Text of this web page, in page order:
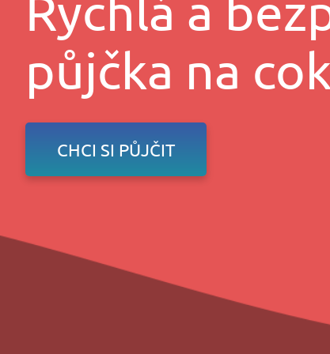
půjčka na
CHCI SI PŮJČIT